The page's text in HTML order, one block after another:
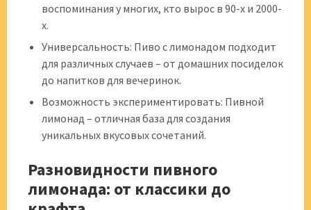
воспоминания у многих, кто вырос в 90-х и 2000-
х.
Универсальность: Пиво с лимонадом подходит
для различных случаев – от домашних посиделок
до напитков для вечеринок.
Возможность экспериментировать: Пивной
лимонад – отличная база для создания
уникальных вкусовых сочетаний.
Разновидности пивного
лимонада: от классики до